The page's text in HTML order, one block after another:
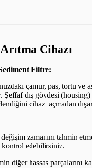
Cihazı
Filtre:
çamur, pas, tortu ve
Şeffaf dış gövdesi
cihazı açmadan
zamanını tahmin
kontrol edebilirsiniz.
diğer hassas parçalarını